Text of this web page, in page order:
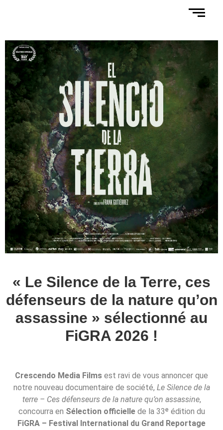
« Le Silence de la Terre, ces
défenseurs de la nature qu’on
assassine » sélectionné au
FiGRA 2026 !
Crescendo Media Films est ravi de vous annoncer que
notre nouveau documentaire de société, Le Silence de la
terre – Ces défenseurs de la nature qu’on assassine,
concourra en Sélection officiellede la 33ᵉ édition du
FiGRA – Festival International du Grand Reportage